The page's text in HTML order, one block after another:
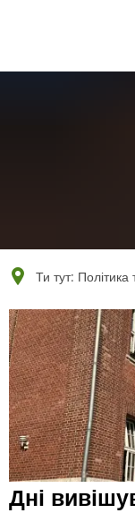
Ти тут: Політика
Прапори
Дні